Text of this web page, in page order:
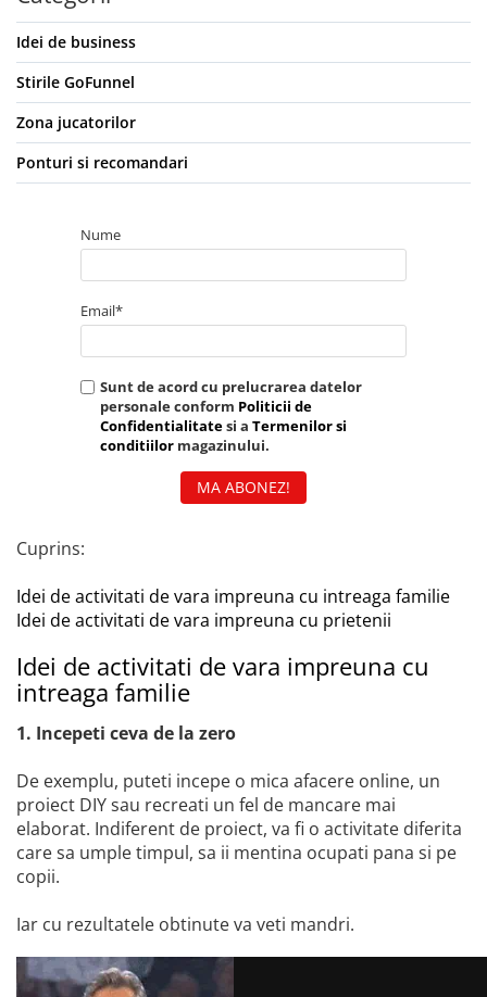
Idei de business
Stirile GoFunnel
Zona jucatorilor
Ponturi si recomandari
Nume
Email*
Sunt de acord cu prelucrarea datelor
personale conform Politicii de
Confidentialitatesi a Termenilor si
conditiilor magazinului.
MA ABONEZ!
Cuprins:
Idei de activitati de vara impreuna cu intreaga familie
Idei de activitati de vara impreuna cu prietenii
Idei de activitati de vara impreuna cu
intreaga familie
1. Incepeti ceva de la zero
De exemplu, puteti incepe o mica afacere online, un
proiect DIY sau recreati un fel de mancare mai
elaborat. Indiferent de proiect, va fi o activitate diferita
care sa umple timpul, sa ii mentina ocupati pana si pe
copii.
Iar cu rezultatele obtinute va veti mandri.